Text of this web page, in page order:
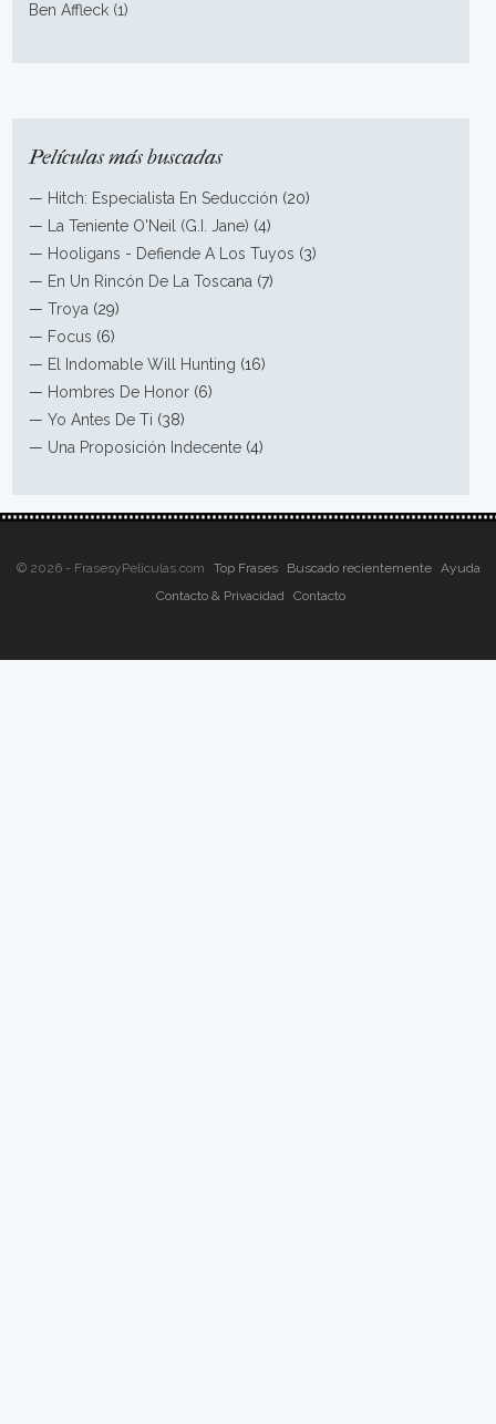
Ben Affleck (1)
Películas más buscadas
— Hitch: Especialista En Seducción (20)
—
La Teniente O'Neil (G.I. Jane) (4)
— Hooligans - Defiende A Los Tuyos (3)
— En Un Rincón De La Toscana (7)
—Troya (29)
— Focus (6)
— El Indomable Will Hunting (16)
— Hombres De Honor (6)
—Yo Antes De Ti (38)
— Una Proposición Indecente (4)
© 2026 - FrasesyPeliculas.com Top Frases Buscado recientemente
Ayuda
Contacto & Privacidad
Contacto